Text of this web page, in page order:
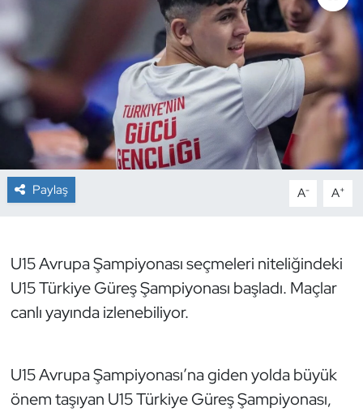
Paylaş A- A+
U15 Avrupa Şampiyonası seçmeleri niteliğindeki
U15 Türkiye Güreş Şampiyonası başladı. Maçlar
canlı yayında izlenebiliyor.
U15 Avrupa Şampiyonası’na giden yolda büyük
önem taşıyan U15 Türkiye Güreş Şampiyonası,
Buz Pateni
Çim Hokeyi
Cimnastik
Curling
Dağcılık
Dövüş Sanatı
E-Spor
Futbol